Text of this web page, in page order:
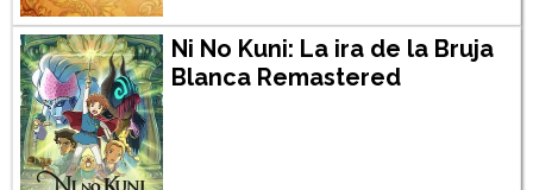
Ni No Kuni: La ira de la Bruja
Blanca Remastered